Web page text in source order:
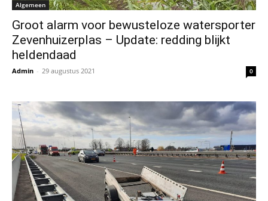
Algemeen
Groot alarm voor bewusteloze watersporter
Zevenhuizerplas – Update: redding blijkt
heldendaad
Admin - 29 augustus 2021 0